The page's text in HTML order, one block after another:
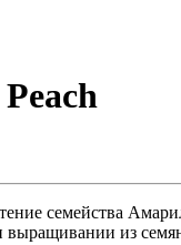
семейства
из